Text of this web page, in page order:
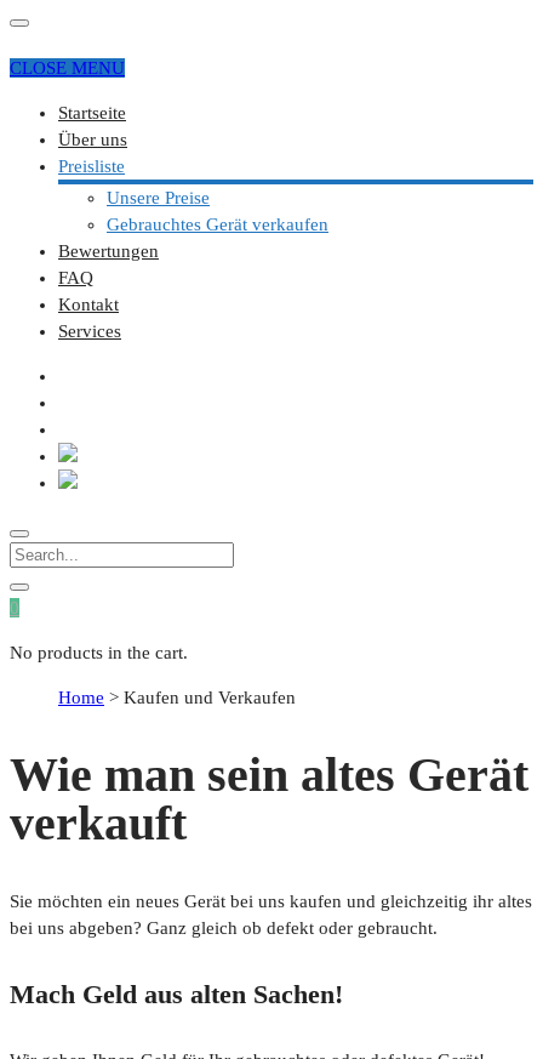
CLOSE MENU
Startseite
Über uns
Preisliste
Unsere Preise
Gebrauchtes Gerät verkaufen
Bewertungen
FAQ
Kontakt
Services
0
No products in the cart.
Home > Kaufen und Verkaufen
Wie man sein altes Gerät
verkauft
Sie möchten ein neues Gerät bei uns kaufen und gleichzeitig ihr altes
bei uns abgeben? Ganz gleich ob defekt oder gebraucht.
Mach Geld aus alten Sachen!